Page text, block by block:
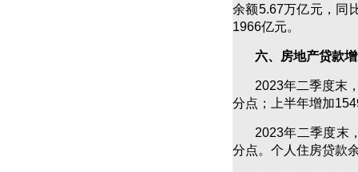
余额5.67万亿元，同
1966亿元。
六、房地产贷款
2023年二季度末
分点；上半年增加
2023年二季度末
分点。个人住房贷款